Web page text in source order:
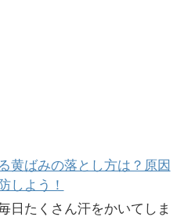
黄ばみの落とし方は？原因
しよう！
日たくさん汗をかいてしま